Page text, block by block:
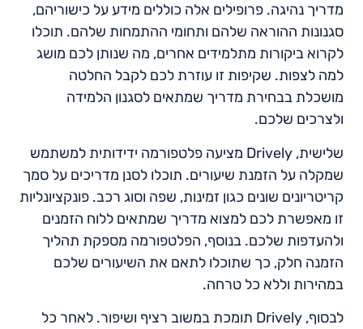
מדריך נהיגה. פרופילים אלה כוללים מידע על כישוריהם,
סגנונות ההוראה שלהם ותחומי ההתמחות שלהם. תוכלו
לקרוא ביקורות מתלמידים אחרים, מה שנותן לכם מושג
למה לצפות. שקיפות זו עוזרת לכם לקבל החלטה
מושכלת בבחירת מדריך שמתאים לסגנון הלמידה
ולצרכים שלכם.
שלישית, Drively מציעה פלטפורמה ידידותית למשתמש
שמקלה על הזמנת שיעורים. תוכלו לסנן מדריכים על סמך
קריטריונים שונים כגון זמינות, שפה וסוג רכב. פונקציונליות
זו מאפשרת לכם למצוא מדריך שמתאים ללוח הזמנים
ולהעדפות שלכם. בנוסף, הפלטפורמה מספקת תהליך
הזמנה חלק, כך שתוכלו לתאם את השיעורים שלכם
במהירות וללא כל טרחה.
לבסוף, Drively תומכת במשוב רציף ושיפור. לאחר כל